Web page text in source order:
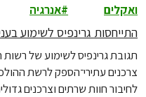
ואקלים
אנרגיה
התייחסות גרינפיס לשימוע בעניין חיבור חוות שרתים לרשת ההולכה
תגובת גרינפיס לשימוע של
צרכנים עתירי־הספק לרשת
לחיבור חוות שרתים וצרכנים